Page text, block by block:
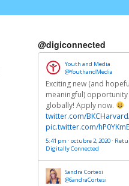
@digiconnected
Youth and Media
@YouthandMedia
Exciting new (and
meaningful)
globally! Apply now.
twitter.com/
pic.twitter.com/
5:41 pm · octubre 2, 2020 ·
Digitally Connected
Sandra Cortesi
@SandraCortesi